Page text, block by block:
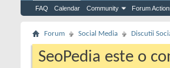
FAQ Calendar Community Forum
Forum Social Media Discutii
SeoPedia este o